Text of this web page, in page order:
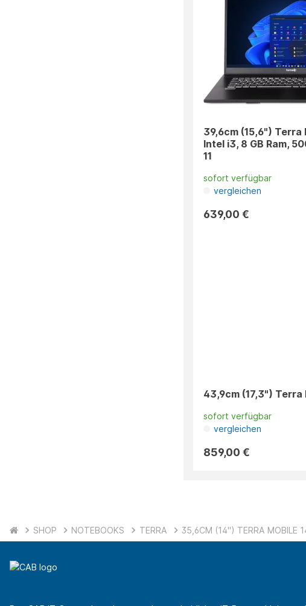
39,6cm (15,6") Terra
Intel i3, 8 GB Ram,
11
sofort verfügbar
vergleichen
639,00 €
43,9cm (17,3") Terra
sofort verfügbar
vergleichen
859,00 €
SHOP NOTEBOOKS TERRA 35,6CM (14") TERRA MOBILE